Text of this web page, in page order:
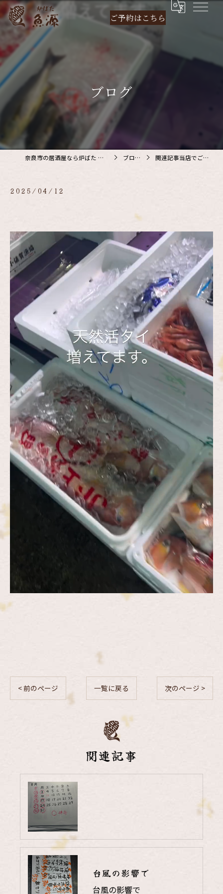
ご予約はこちら
ブログ
奈良市の居酒屋なら炉ばた 魚源 ブログ 関連記事当店でご利…
2025/04/12
< 前のページ 一覧に戻る 次のページ >
関連記事
台風の影響で
台風の影響で